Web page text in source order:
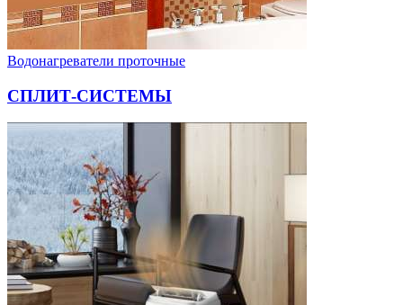
Водонагреватели проточные
СПЛИТ-СИСТЕМЫ